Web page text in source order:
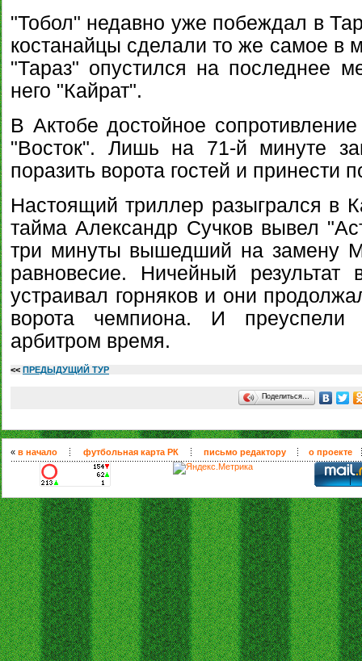
"Тобол" недавно уже побеждал в
костанайцы сделали то же самое в
"Тараз" опустился на последнее
него "Кайрат".
В Актобе достойное
"Восток". Лишь на 71-й минуте
поразить ворота гостей и принести
Настоящий триллер разыгрался в
тайма Александр Сучков вывел
три минуты вышедший на замену
равновесие. Ничейный
устраивал горняков и они
ворота чемпиона. И преуспели
арбитром время.
<< ПРЕДЫДУЩИЙ ТУР
Поделиться…
« в начало футбольная карта РК письмо редактору о проекте